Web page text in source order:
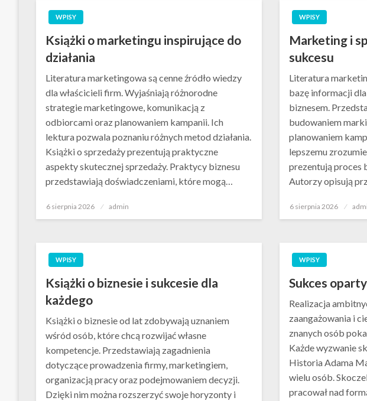
WPISY
Książki o marketingu inspirujące do
działania
Literatura marketingowa są cenne źródło wiedzy
dla właścicieli firm. Wyjaśniają różnorodne
strategie marketingowe, komunikacją z
odbiorcami oraz planowaniem kampanii. Ich
lektura pozwala poznaniu różnych metod działania.
Książki o sprzedaży prezentują praktyczne
aspekty skutecznej sprzedaży. Praktycy biznesu
przedstawiają doświadczeniami, które mogą…
Opublikowane
6 sierpnia 2026 admin
WPISY
Marketing i
sukcesu
Literatura
bazę informacji
biznesem.
budowaniem
planowaniem
lepszemu
prezentują proces
Autorzy opisują
Opublikowane
6 sierpnia 2026
WPISY
Książki o biznesie i sukcesie dla
każdego
Książki o biznesie od lat zdobywają uznaniem
wśród osób, które chcą rozwijać własne
kompetencje. Przedstawiają zagadnienia
dotyczące prowadzenia firmy, marketingiem,
organizacją pracy oraz podejmowaniem decyzji.
Dzięki nim można rozszerzyć swoje horyzonty i
WPISY
Sukces
Realizacja
zaangażowania i
znanych osób
Każde wyzwanie
Historia Adama
wielu osób.
pracował nad